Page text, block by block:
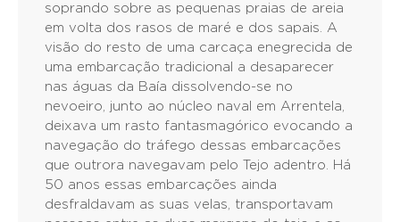
soprando sobre as pequenas praias de areia
em volta dos rasos de maré e dos sapais. A
visão do resto de uma carcaça enegrecida de
uma embarcação tradicional a desaparecer
nas águas da Baía dissolvendo-se no
nevoeiro, junto ao núcleo naval em Arrentela,
deixava um rasto fantasmagórico evocando a
navegação do tráfego dessas embarcações
que outrora navegavam pelo Tejo adentro. Há
50 anos essas embarcações ainda
desfraldavam as suas velas, transportavam